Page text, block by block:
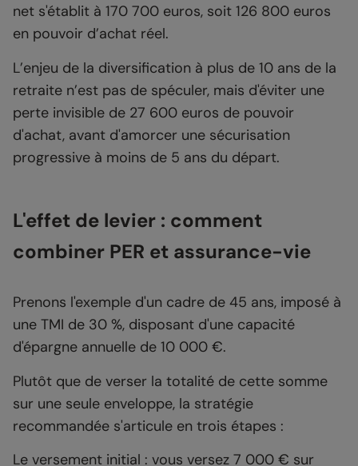
net s'établit à 170 700 euros, soit 126 800 euros
en pouvoir d’achat réel.
L’enjeu de la diversification à plus de 10 ans de la
retraite n’est pas de spéculer, mais d'éviter une
perte invisible de 27 600 euros de pouvoir
d'achat, avant d'amorcer une sécurisation
progressive à moins de 5 ans du départ.
L'effet de levier : comment
combiner PER et assurance-vie
Prenons l'exemple d'un cadre de 45 ans, imposé à
une TMI de 30 %, disposant d'une capacité
d'épargne annuelle de 10 000 €.
Plutôt que de verser la totalité de cette somme
sur une seule enveloppe, la stratégie
recommandée s'articule en trois étapes :
Le versement initial : vous versez 7 000 € sur